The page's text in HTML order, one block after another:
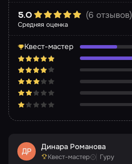
Средняя оценка
5.0 (6 отзывов)
Квест-мастер
ДР Динара Романова
Квест-мастер Гуру